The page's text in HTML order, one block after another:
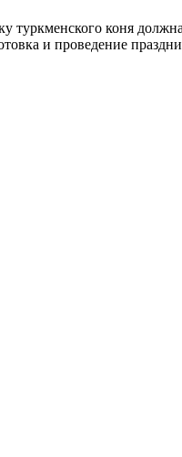
коня
и проведение